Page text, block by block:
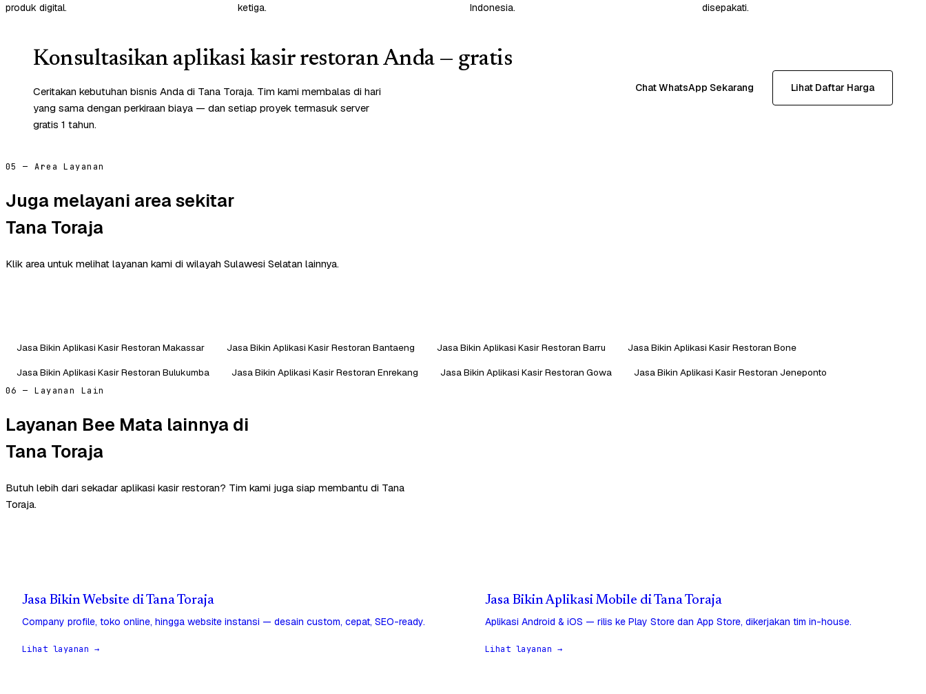
produk digital.
ketiga.
Indonesia.
disepakati.
Konsultasikan aplikasi kasir restoran Anda — gratis
Ceritakan kebutuhan bisnis Anda di Tana Toraja. Tim kami membalas di hari
yang sama dengan perkiraan biaya — dan setiap proyek termasuk server
gratis 1 tahun.
Chat WhatsApp Sekarang Lihat Daftar Harga
05 — Area Layanan
Juga melayani area sekitar
Tana Toraja
Klik area untuk melihat layanan kami di wilayah Sulawesi Selatan lainnya.
Jasa Bikin Aplikasi Kasir Restoran Makassar Jasa Bikin Aplikasi Kasir Restoran Bantaeng Jasa Bikin Aplikasi Kasir Restoran Barru
Jasa Bikin Aplikasi Kasir Restoran Bone
Jasa Bikin Aplikasi Kasir Restoran Bulukumba
Jasa Bikin Aplikasi Kasir Restoran Enrekang Jasa Bikin Aplikasi Kasir Restoran Gowa Jasa Bikin Aplikasi Kasir Restoran Jeneponto
06 — Layanan Lain
Layanan Bee Mata lainnya di
Tana Toraja
Butuh lebih dari sekadar aplikasi kasir restoran? Tim kami juga siap membantu di Tana
Toraja.
Jasa Bikin Website di Tana Toraja
Company profile, toko online, hingga website instansi — desain custom, cepat, SEO-ready.
Lihat layanan →
Jasa Bikin Aplikasi Mobile di Tana Toraja
Aplikasi Android & iOS — rilis ke Play Store dan App Store, dikerjakan tim in-house.
Lihat layanan →